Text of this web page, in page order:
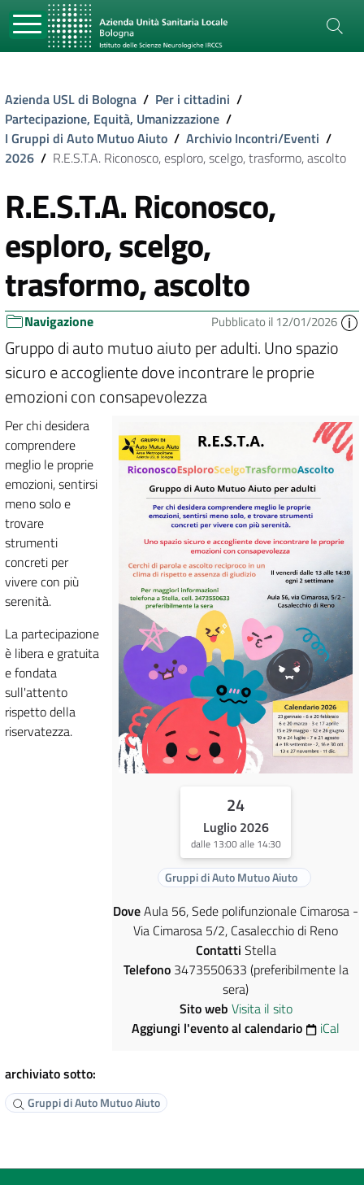
Azienda USL di Bologna / Per i cittadini /
Partecipazione, Equità, Umanizzazione /
I Gruppi di Auto Mutuo Aiuto / Archivio Incontri/Eventi /
2026 / R.E.S.T.A. Riconosco, esploro, scelgo, trasformo, ascolto
R.E.S.T.A. Riconosco,
esploro, scelgo,
trasformo, ascolto
Navigazione Pubblicato il 12/01/2026
Gruppo di auto mutuo aiuto per adulti. Uno spazio
sicuro e accogliente dove incontrare le proprie
emozioni con consapevolezza
24
Luglio 2026
dalle 13:00 alle 14:30
Gruppi di Auto Mutuo Aiuto
DoveAula 56, Sede polifunzionale Cimarosa -
Via Cimarosa 5/2, Casalecchio di Reno
Contatti Stella
Telefono 3473550633 (preferibilmente la
sera)
Sito web Visita il sito
Aggiungi l'evento al calendario
iCal
Per chi desidera
comprendere
meglio le proprie
emozioni, sentirsi
meno solo e
trovare
strumenti
concreti per
vivere con più
serenità.
La partecipazione
è libera e gratuita
e fondata
sull'attento
rispetto della
riservatezza.
archiviato sotto:
Gruppi di Auto Mutuo Aiuto